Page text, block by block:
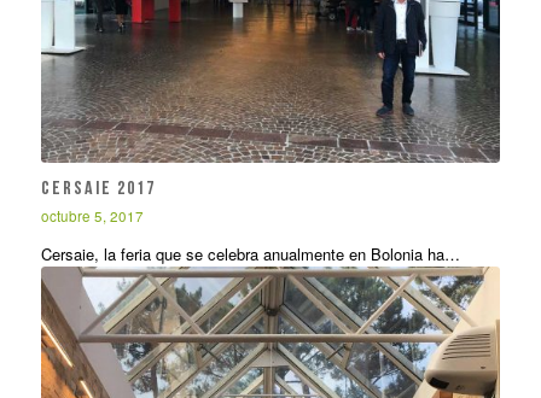
Cersaie 2017
octubre 5, 2017
Cersaie, la feria que se celebra anualmente en Bolonia ha…